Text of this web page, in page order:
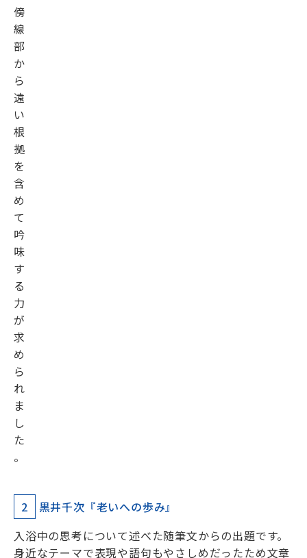
傍
線
部
か
ら
遠
い
根
拠
を
含
め
て
吟
味
す
る
力
が
求
め
ら
れ
ま
し
た
。
2
黒井千次『老いへの歩み』
入浴中の思考について述べた随筆文からの出題です。
身近なテーマで表現や語句もやさしめだったため文章